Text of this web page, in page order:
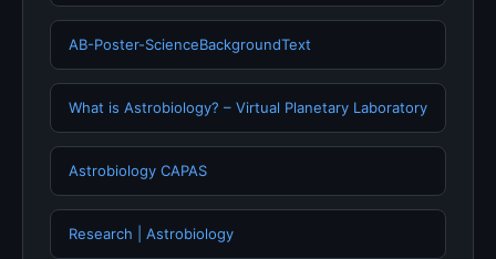
AB-Poster-ScienceBackgroundText
What is Astrobiology? – Virtual Planetary Laboratory
Astrobiology CAPAS
Research | Astrobiology